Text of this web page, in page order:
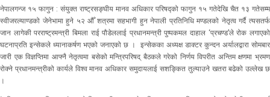
नेपालगन्ज १५ फागुन : संयुक्त राष्ट्रसङ्घीय मानव अधिकार परिषद्को फागुन १५ गतेदेखि चैत १३ गतेसम्म
स्वीजरल्याण्डको जेनेभामा हुने ५२ औँ शत्रमा सहभागी हुन नेपाली प्रतिनिधि मण्डलको नेतृत्व गर्दै त्यसतर्फ
जान लागेकी परराष्ट्रमन्त्री बिमला राई पौडेललाई प्रधानमन्त्री पुष्पकमल दाहाल ‘प्रचण्ड’ले रोक लगाएको
घटनाप्रति इन्सेकले ध्यानाकर्षण भएको जनाएको छ । इन्सेकका अध्यक्ष डाक्टर कुन्दन अर्यालद्वारा सोमबार
जारी एक विज्ञप्तिमा आफ्नै नेतृत्वमा बसेको मन्त्रिपरिषद् बैठकले गरेको निर्णय विपरीत अन्तिम क्षणमा भ्रमण
रोक्ने प्रधानमन्त्रीको कार्यले विश्व मानव अधिकार समुदायलाई सशङ्कित तुल्याउने खतरा बढेको उल्लेख छ
।